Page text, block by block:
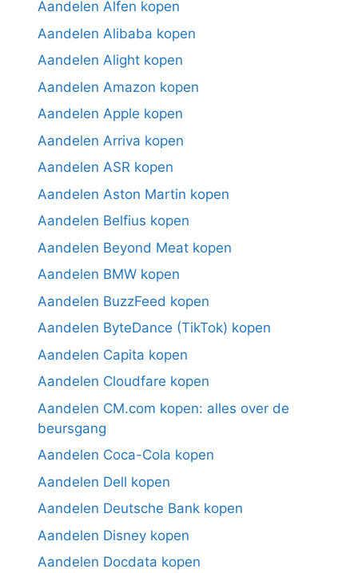
Aandelen Alfen kopen
Aandelen Alibaba kopen
Aandelen Alight kopen
Aandelen Amazon kopen
Aandelen Apple kopen
Aandelen Arriva kopen
Aandelen ASR kopen
Aandelen Aston Martin kopen
Aandelen Belfius kopen
Aandelen Beyond Meat kopen
Aandelen BMW kopen
Aandelen BuzzFeed kopen
Aandelen ByteDance (TikTok) kopen
Aandelen Capita kopen
Aandelen Cloudfare kopen
Aandelen CM.com kopen: alles over de
beursgang
Aandelen Coca-Cola kopen
Aandelen Dell kopen
Aandelen Deutsche Bank kopen
Aandelen Disney kopen
Aandelen Docdata kopen